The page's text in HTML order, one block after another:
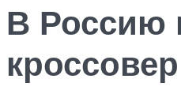
В Россию